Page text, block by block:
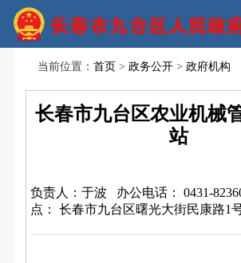
当前位置：首页 >政务公开 >政府机构
长春市九台区农业机械
站
负责人：于波 办公电话： 0431-
点： 长春市九台区曙光大街民康路1